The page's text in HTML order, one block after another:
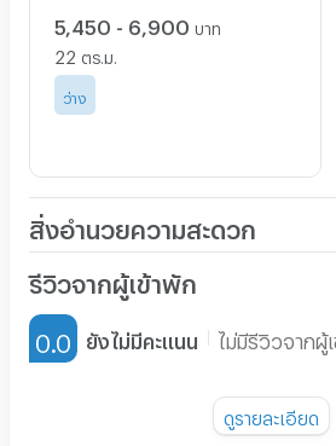
Line: @msd-seacon
โทร 087-516-6666
1. ค่าไฟ 7 บาท/ยูนิต ขั้นต่ำ 300 บาท/เ
2. ค่าน้ำเหมา 200 บาท/เดือน ส่วนเกิ
3. ค่าใช้จ่ายส่วนกลาง ลดเหลือ 500 บา
4. ค่าบริการเช่าเครื่องเรือน ลดเหลือ
5,450 - 6,900 บาท
22 ตร.ม.
ว่าง
สิ่งอำนวยความสะดวก
เฟอร์นิเจอร์-ตู้, เตียง
เครื่องทำน้ำอุ่น
รีวิวจากผู้เข้าพัก
0.0 ยังไม่มีคะแนน ไม่มีรีวิวจากผู้
ดูรายละเอียด